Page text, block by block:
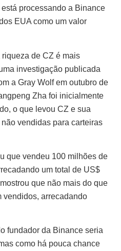
processando a Binance
EUA como um valor
de CZ é mais
investigação publicada
a Gray Wolf em outubro de
Zha foi inicialmente
o que levou CZ e sua
vendidas para carteiras
que vendeu 100 milhões de
um total de US$
que não mais do que
vendidos, arrecadando
fundador da Binance seria
como há pouca chance